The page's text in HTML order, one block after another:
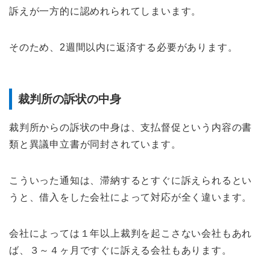
訴えが一方的に認めれられてしまいます。
そのため、2週間以内に返済する必要があります。
裁判所の訴状の中身
裁判所からの訴状の中身は、支払督促という内容の書
類と異議申立書が同封されています。
こういった通知は、滞納するとすぐに訴えられるとい
うと、借入をした会社によって対応が全く違います。
会社によっては１年以上裁判を起こさない会社もあれ
ば、３～４ヶ月ですぐに訴える会社もあります。